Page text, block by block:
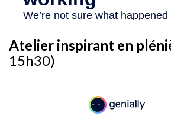
Atelier inspirant en
15h30)